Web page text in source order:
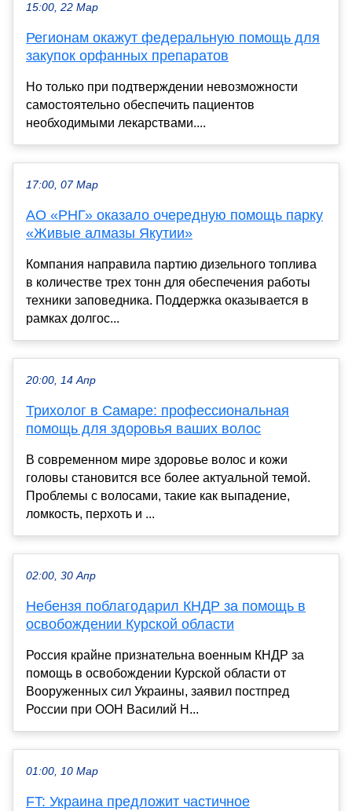
15:00, 22 Мар
Регионам окажут федеральную помощь для
закупок орфанных препаратов
Но только при подтверждении невозможности
самостоятельно обеспечить пациентов
необходимыми лекарствами....
17:00, 07 Мар
АО «РНГ» оказало очередную помощь парку
«Живые алмазы Якутии»
Компания направила партию дизельного топлива
в количестве трех тонн для обеспечения работы
техники заповедника. Поддержка оказывается в
рамках долгос...
20:00, 14 Апр
Трихолог в Самаре: профессиональная
помощь для здоровья ваших волос
В современном мире здоровье волос и кожи
головы становится все более актуальной темой.
Проблемы с волосами, такие как выпадение,
ломкость, перхоть и ...
02:00, 30 Апр
Небензя поблагодарил КНДР за помощь в
освобождении Курской области
Россия крайне признательна военным КНДР за
помощь в освобождении Курской области от
Вооруженных сил Украины, заявил постпред
России при ООН Василий Н...
01:00, 10 Мар
FT: Украина предложит частичное